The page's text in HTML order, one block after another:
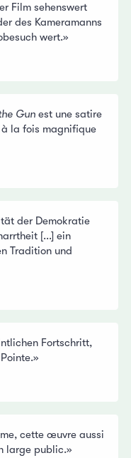
Film sehenswert
des Kameramanns
wert.»
Gun est une satire
la fois magnifique
der Demokratie
[...] ein
Tradition und
Fortschritt,
cette œuvre aussi
large public.»